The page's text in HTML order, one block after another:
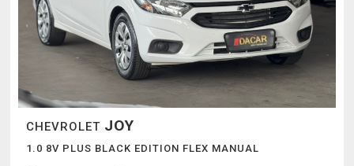
CHEVROLET JOY
1.0 8V PLUS BLACK EDITION FLEX MANUAL